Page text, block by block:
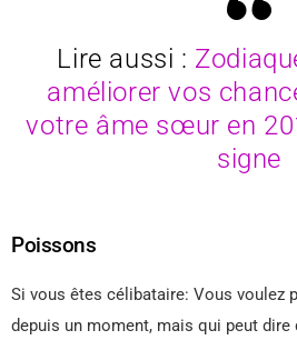
Lire aussi :
améliorer vos
votre âme sœur en
signe
Poissons
Si vous êtes célibataire: Vous voulez
depuis un moment, mais qui peut dire